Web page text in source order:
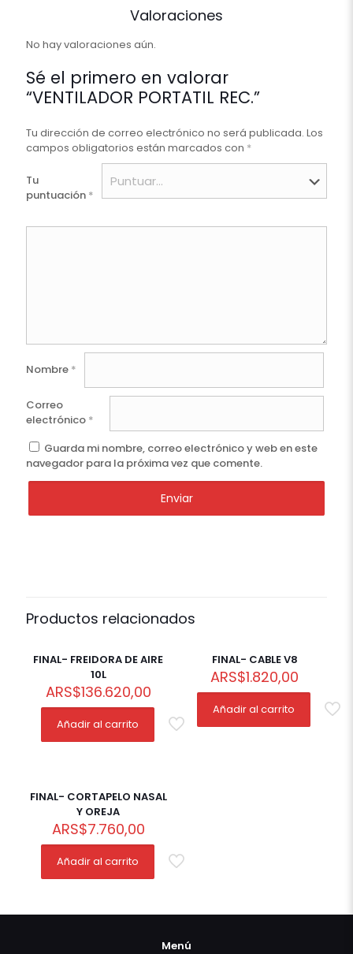
Valoraciones
No hay valoraciones aún.
Sé el primero en valorar
“VENTILADOR PORTATIL REC.”
Tu dirección de correo electrónico no será publicada. Los
campos obligatorios están marcados con *
Tu
puntuación *
Nombre *
Correo
electrónico *
Guarda mi nombre, correo electrónico y web en este
navegador para la próxima vez que comente.
Productos relacionados
FINAL- FREIDORA DE AIRE
10L
ARS$136.620,00
Añadir al carrito
FINAL- CABLE V8
ARS$1.820,00
Añadir al carrito
FINAL- CORTAPELO NASAL
Y OREJA
ARS$7.760,00
Añadir al carrito
Menú